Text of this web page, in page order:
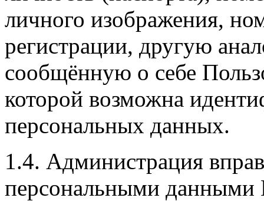
личного изображения,
регистрации, другую
сообщённую о себе
которой возможна
персональных данных.
1.4. Администрация
персональными данными